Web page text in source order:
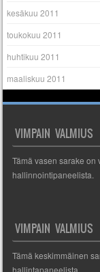
kesäkuu 2011
toukokuu 2011
huhtikuu 2011
maaliskuu 2011
VIMPAIN VALMIUS
Tämä vasen sarake
hallinnointipaneelista.
VIMPAIN VALMIUS
Tämä keskimmäinen